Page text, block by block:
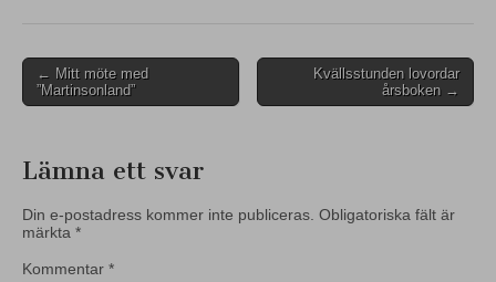
Post
navigation
← Mitt möte med
”Martinsonland”
Kvällsstunden lovordar
årsboken →
Lämna ett svar
Din e-postadress kommer inte publiceras. Obligatoriska fält är
märkta *
Kommentar *